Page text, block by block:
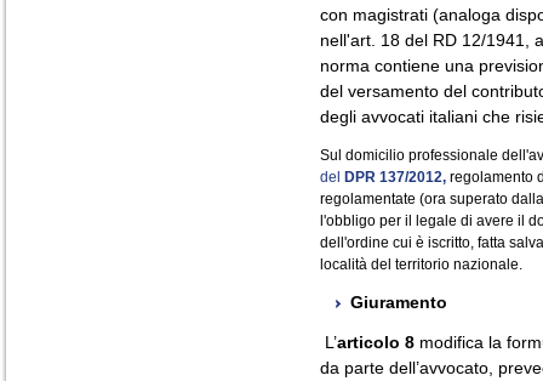
con magistrati (analoga
nell'art. 18 del RD 12/1941,
norma contiene una
del versamento del
degli avvocati italiani che
Sul domicilio professionale
del
DPR 137/2012, regolamento
regolamentate (ora superato
l'obbligo per il legale di avere il
dell'ordine cui è iscritto, fatta
località del territorio nazionale.
Giuramento
L’articolo 8 modifica la
da parte dell’avvocato,